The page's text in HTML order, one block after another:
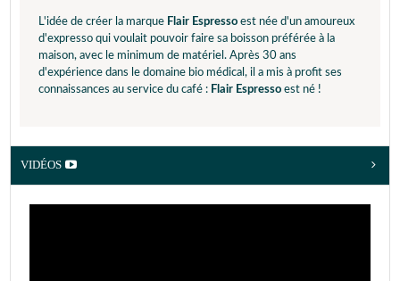
L'idée de créer la marque Flair Espresso est née d'un amoureux
d'expresso qui voulait pouvoir faire sa boisson préférée à la
maison, avec le minimum de matériel. Après 30 ans
d'expérience dans le domaine bio médical, il a mis à profit ses
connaissances au service du café : Flair Espresso est né !
VIDÉOS